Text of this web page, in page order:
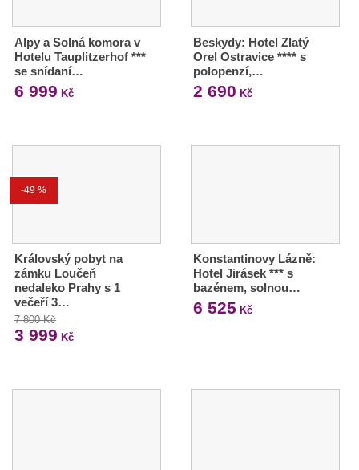
Alpy a Solná komora v
Hotelu Tauplitzerhof ***
se snídaní…
6 999 Kč
Beskydy: Hotel Zlatý
Orel Ostravice **** s
polopenzí,…
2 690 Kč
-49 %
Královský pobyt na
zámku Loučeň
nedaleko Prahy s 1
večeří 3…
7 800 Kč
3 999 Kč
Konstantinovy Lázně:
Hotel Jirásek *** s
bazénem, solnou…
6 525 Kč